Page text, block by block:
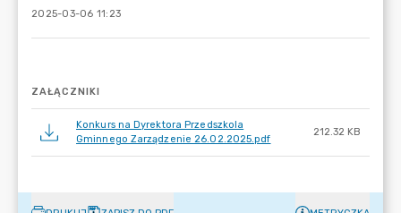
2025-03-06 11:23
ZAŁĄCZNIKI
Konkurs na Dyrektora Przedszkola
Gminnego Zarządzenie 26.02.2025.pdf
212.32 KB